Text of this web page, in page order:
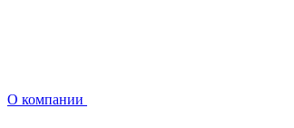
О компании